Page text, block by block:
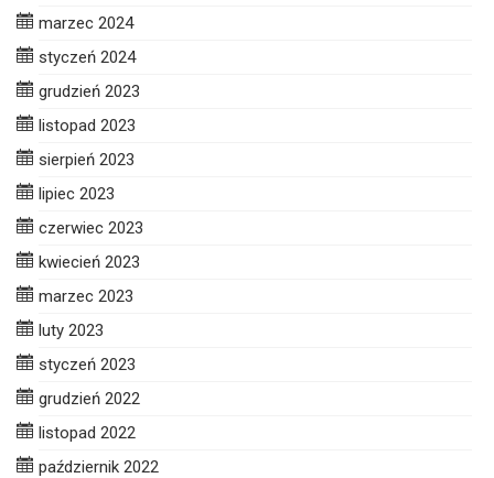
marzec 2024
styczeń 2024
grudzień 2023
listopad 2023
sierpień 2023
lipiec 2023
czerwiec 2023
kwiecień 2023
marzec 2023
luty 2023
styczeń 2023
grudzień 2022
listopad 2022
październik 2022